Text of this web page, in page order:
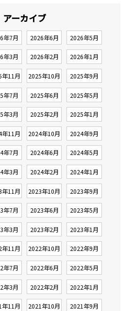
アーカイブ
年7月 2026年6月 2026年5月
年3月 2026年2月 2026年1月
年11月 2025年10月 2025年9月
年7月 2025年6月 2025年5月
年3月 2025年2月 2025年1月
年11月 2024年10月 2024年9月
年7月 2024年6月 2024年5月
年3月 2024年2月 2024年1月
年11月 2023年10月 2023年9月
年7月 2023年6月 2023年5月
年3月 2023年2月 2023年1月
年11月 2022年10月 2022年9月
年7月 2022年6月 2022年5月
年3月 2022年2月 2022年1月
年11月 2021年10月 2021年9月